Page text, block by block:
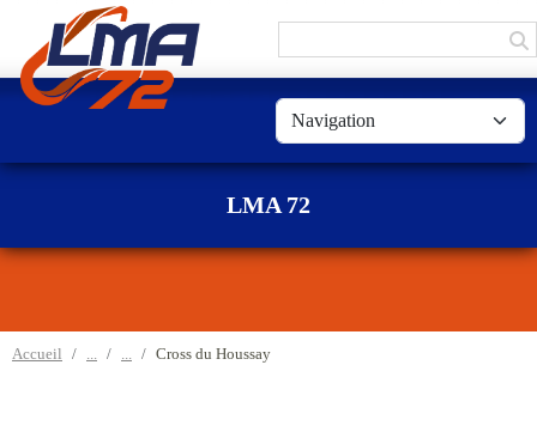
LMA 72
Accueil Cross du Houssay
Panneau de gestion des cookies